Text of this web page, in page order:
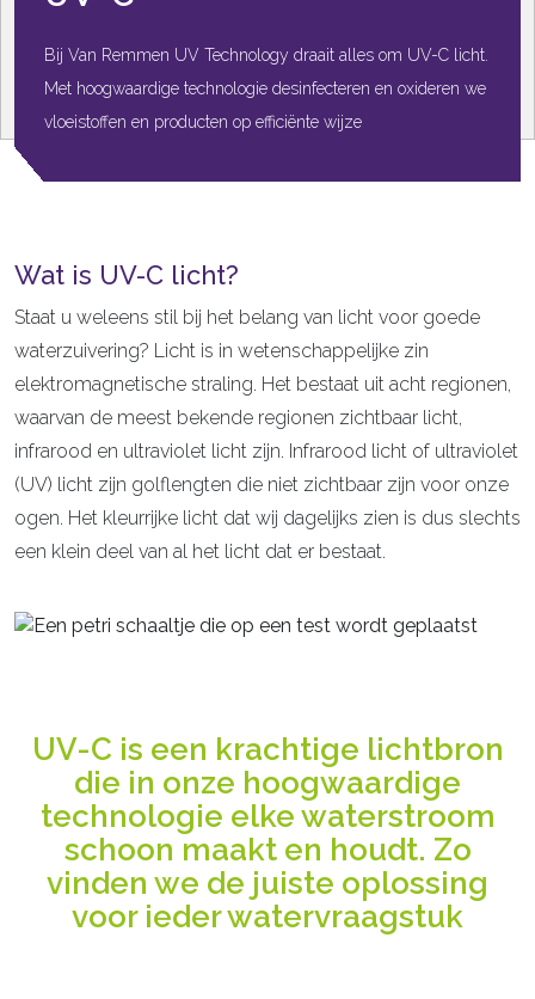
Bij Van Remmen UV Technology draait alles om UV-C licht.
Met hoogwaardige technologie desinfecteren en oxideren we
vloeistoffen en producten op efficiënte wijze
Wat is UV-C licht?
Staat u weleens stil bij het belang van licht voor goede
waterzuivering? Licht is in wetenschappelijke zin
elektromagnetische straling. Het bestaat uit acht regionen,
waarvan de meest bekende regionen zichtbaar licht,
infrarood en ultraviolet licht zijn. Infrarood licht of ultraviolet
(UV) licht zijn golflengten die niet zichtbaar zijn voor onze
ogen. Het kleurrijke licht dat wij dagelijks zien is dus slechts
een klein deel van al het licht dat er bestaat.
UV-C is een krachtige lichtbron
die in onze hoogwaardige
technologie elke waterstroom
schoon maakt en houdt. Zo
vinden we de juiste oplossing
voor ieder watervraagstuk